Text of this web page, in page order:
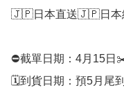
🇯🇵日本直送🇯🇵日本
⛔️截單日期：4月15日
🗓️到貨日期：預5月尾